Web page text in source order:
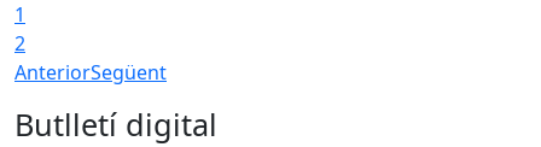
1
2
AnteriorSegüent
Butlletí digital